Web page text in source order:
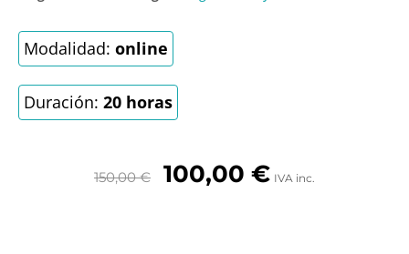
Modalidad: online
Duración: 20 horas
150,00€ 100,00 € IVA inc.